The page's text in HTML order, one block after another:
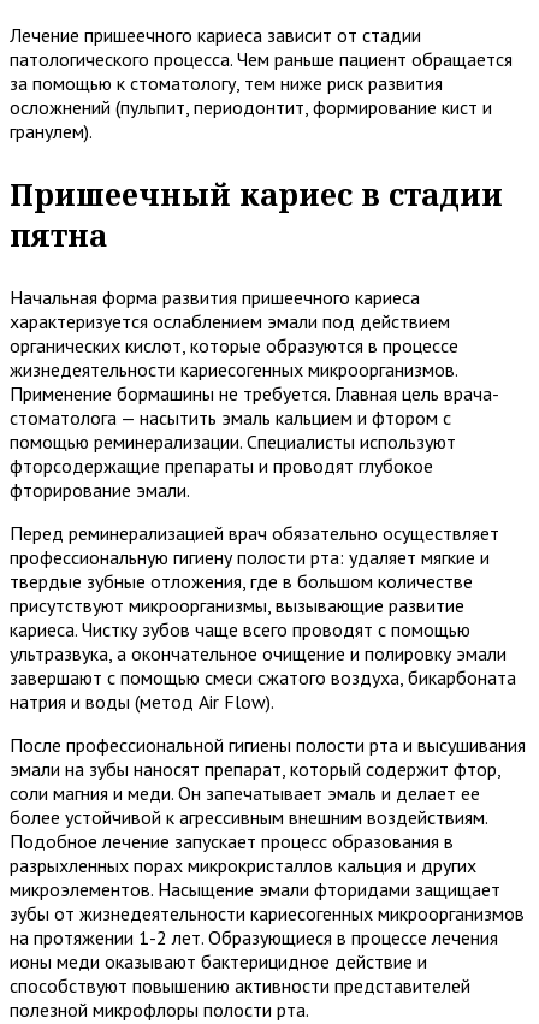
Лечение пришеечного кариеса зависит от стадии
патологического процесса. Чем раньше пациент обращается
за помощью к стоматологу, тем ниже риск развития
осложнений (пульпит, периодонтит, формирование кист и
гранулем).
Пришеечный кариес в стадии
пятна
Начальная форма развития пришеечного кариеса
характеризуется ослаблением эмали под действием
органических кислот, которые образуются в процессе
жизнедеятельности кариесогенных микроорганизмов.
Применение бормашины не требуется. Главная цель врача-
стоматолога — насытить эмаль кальцием и фтором с
помощью реминерализации. Специалисты используют
фторсодержащие препараты и проводят глубокое
фторирование эмали.
Перед реминерализацией врач обязательно осуществляет
профессиональную гигиену полости рта: удаляет мягкие и
твердые зубные отложения, где в большом количестве
присутствуют микроорганизмы, вызывающие развитие
кариеса. Чистку зубов чаще всего проводят с помощью
ультразвука, а окончательное очищение и полировку эмали
завершают с помощью смеси сжатого воздуха, бикарбоната
натрия и воды (метод Air Flow).
После профессиональной гигиены полости рта и высушивания
эмали на зубы наносят препарат, который содержит фтор,
соли магния и меди. Он запечатывает эмаль и делает ее
более устойчивой к агрессивным внешним воздействиям.
Подобное лечение запускает процесс образования в
разрыхленных порах микрокристаллов кальция и других
микроэлементов. Насыщение эмали фторидами защищает
зубы от жизнедеятельности кариесогенных микроорганизмов
на протяжении 1-2 лет. Образующиеся в процессе лечения
ионы меди оказывают бактерицидное действие и
способствуют повышению активности представителей
полезной микрофлоры полости рта.